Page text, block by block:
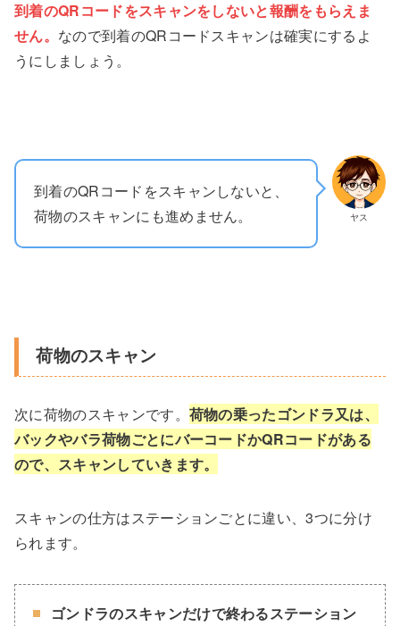
到着のQRコードをスキャンをしないと報酬をもらえま
せん。 なので到着のQRコードスキャンは確実にするよ
うにしましょう。
ヤス
到着のQRコードをスキャンしないと、
荷物のスキャンにも進めません。
荷物のスキャン
次に荷物のスキャンです。 荷物の乗ったゴンドラ又は、
バックやバラ荷物ごとにバーコードかQRコードがある
ので、スキャンしていきます。
スキャンの仕方はステーションごとに違い、3つに分け
られます。
ゴンドラのスキャンだけで終わるステーション